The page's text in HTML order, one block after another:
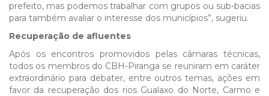
prefeito, mas podemos trabalhar com grupos ou sub-bacias
para também avaliar o interesse dos municípios”, sugeriu.
Recuperação de afluentes
Após os encontros promovidos pelas câmaras técnicas,
todos os membros do CBH-Piranga se reuniram em caráter
extraordinário para debater, entre outros temas, ações em
favor da recuperação dos rios Gualaxo do Norte, Carmo e